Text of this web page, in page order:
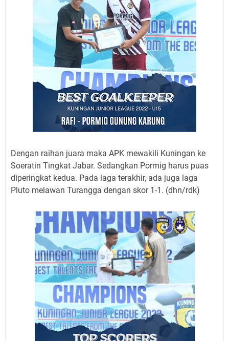
Dengan raihan juara maka APK mewakili Kuningan ke
Soeratin Tingkat Jabar. Sedangkan Pormig harus puas
diperingkat kedua. Pada laga terakhir, ada juga laga
Pluto melawan Turangga dengan skor 1-1. (dhn/rdk)